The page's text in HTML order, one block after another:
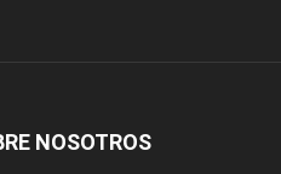
NOSOTROS